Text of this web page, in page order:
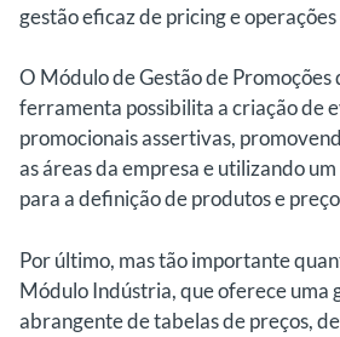
gestão eficaz de pricing e
O Módulo de Gestão de Promoções
ferramenta possibilita a criação de
promocionais assertivas,
as áreas da empresa e utilizando
para a definição de produtos e
Por último, mas tão importante
Módulo Indústria, que oferece uma
abrangente de tabelas de preços,